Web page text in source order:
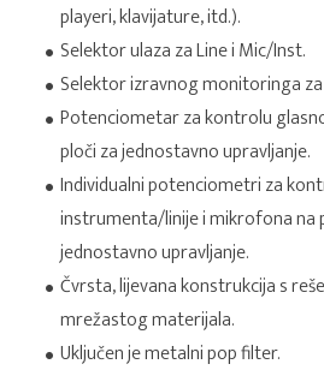
playeri, klavijature, itd.).
Selektor ulaza za Line i Mic/Inst.
Selektor izravnog monitoringa
Potenciometar za kontrolu
ploči za jednostavno upravljanje.
Individualni potenciometri za
instrumenta/linije i mikrofona na
jednostavno upravljanje.
Čvrsta, lijevana konstrukcija s
mrežastog materijala.
Uključen je metalni pop filter.